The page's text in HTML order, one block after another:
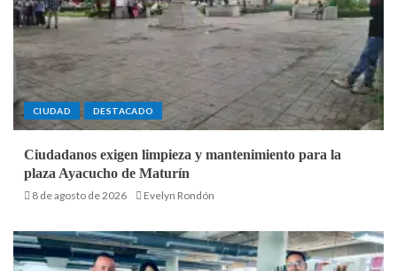
CIUDAD DESTACADO
Ciudadanos exigen limpieza y mantenimiento para la
plaza Ayacucho de Maturín
8 de agosto de 2026 Evelyn Rondón